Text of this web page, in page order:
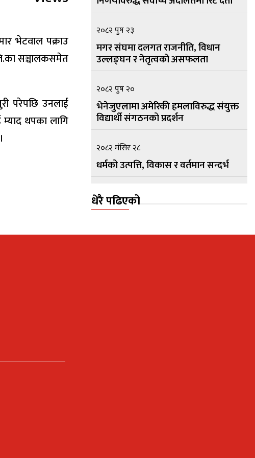
भेटवाल पक्राउ
सञ्चालकसमेत
परेपछि उनलाई
थपका लागि
२०८२ पुष २३
मगर संघमा दलगत राजनीति, विधान
उल्लङ्घन र नेतृत्वको असफलता
२०८२ पुष २०
भेनेजुएलामा अमेरिकी हमलाविरुद्ध संयुक्त
विद्यार्थी संगठनको प्रदर्शन
२०८२ मंसिर २८
धर्मको उत्पत्ति, विकास र वर्तमान सन्दर्भ
२०८२ मंसिर १५
सामुदायिक सार्वभौम नेपालको प्रस्तावना
धेरै पढिएको